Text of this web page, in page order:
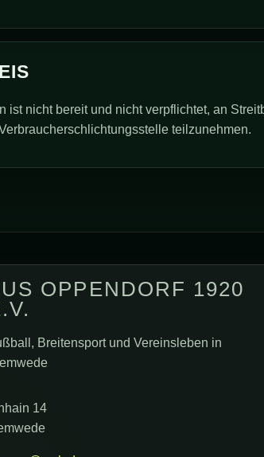
ist nicht bereit und nicht verpflichtet, an
teilzunehmen.
OPPENDORF 1920
Breitensport und Vereinsleben in
14